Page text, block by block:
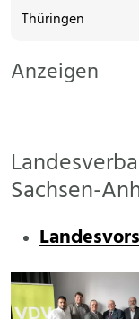
Thüringen
Anzeigen
Sachsen-